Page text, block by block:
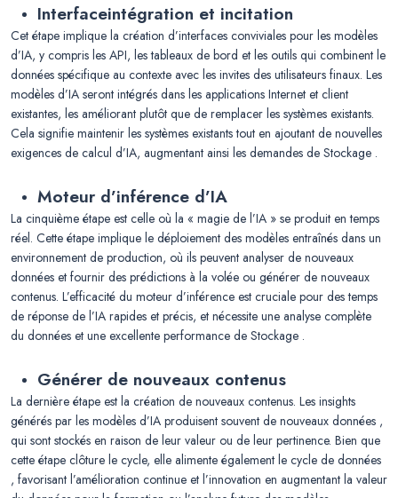
Interfaceintégration et incitation
Cet étape implique la création d’interfaces conviviales pour les modèles
d’IA, y compris les API, les tableaux de bord et les outils qui combinent le
données spécifique au contexte avec les invites des utilisateurs finaux. Les
modèles d’IA seront intégrés dans les applications Internet et client
existantes, les améliorant plutôt que de remplacer les systèmes existants.
Cela signifie maintenir les systèmes existants tout en ajoutant de nouvelles
exigences de calcul d’IA, augmentant ainsi les demandes de Stockage .
Moteur d’inférence d’IA
La cinquième étape est celle où la « magie de l’IA » se produit en temps
réel. Cette étape implique le déploiement des modèles entraînés dans un
environnement de production, où ils peuvent analyser de nouveaux
données et fournir des prédictions à la volée ou générer de nouveaux
contenus. L’efficacité du moteur d’inférence est cruciale pour des temps
de réponse de l’IA rapides et précis, et nécessite une analyse complète
du données et une excellente performance de Stockage .
Générer de nouveaux contenus
La dernière étape est la création de nouveaux contenus. Les insights
générés par les modèles d’IA produisent souvent de nouveaux données ,
qui sont stockés en raison de leur valeur ou de leur pertinence. Bien que
cette étape clôture le cycle, elle alimente également le cycle de données
, favorisant l’amélioration continue et l’innovation en augmentant la valeur